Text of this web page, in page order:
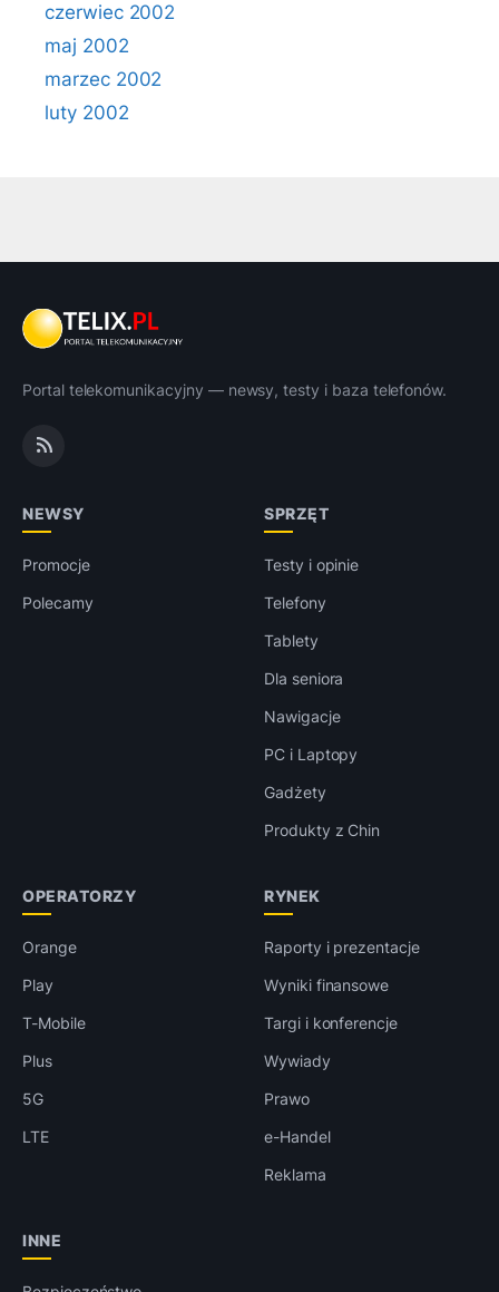
czerwiec 2002
maj 2002
marzec 2002
luty 2002
Portal telekomunikacyjny — newsy, testy i baza telefonów.
NEWSY
Promocje
Polecamy
SPRZĘT
Testy i opinie
Telefony
Tablety
Dla seniora
Nawigacje
PC i Laptopy
Gadżety
Produkty z Chin
OPERATORZY
Orange
Play
T-Mobile
Plus
5G
LTE
RYNEK
Raporty i prezentacje
Wyniki finansowe
Targi i konferencje
Wywiady
Prawo
e-Handel
Reklama
INNE